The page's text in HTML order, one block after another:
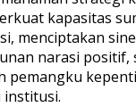
kapasitas
menciptakan
narasi
pemangku
institusi.